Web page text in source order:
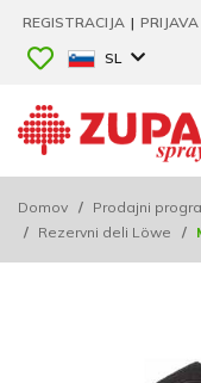
REGISTRACIJA | PRIJAVA
SL
Domov / Prodajni
/ Rezervni deli Löwe /